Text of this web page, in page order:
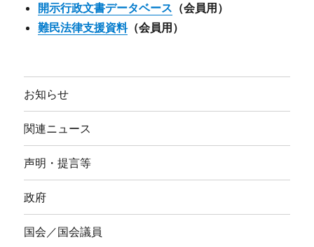
開示行政文書データベース （会員用）
難民法律支援資料（会員用）
お知らせ
関連ニュース
声明・提言等
政府
国会／国会議員